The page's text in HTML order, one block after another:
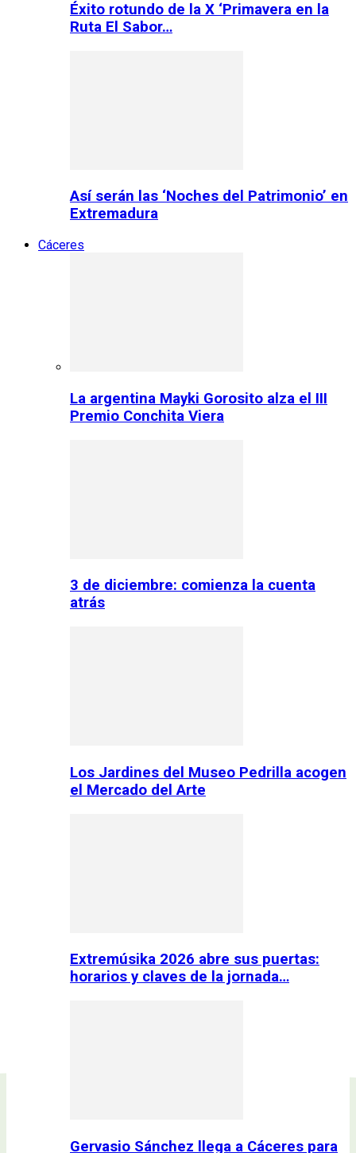
Éxito rotundo de la X ‘Primavera en la
Ruta El Sabor…
Así serán las ‘Noches del Patrimonio’ en
Extremadura
Cáceres
La argentina Mayki Gorosito alza el III
Premio Conchita Viera
3 de diciembre: comienza la cuenta
atrás
Los Jardines del Museo Pedrilla acogen
el Mercado del Arte
Extremúsika 2026 abre sus puertas:
horarios y claves de la jornada…
Gervasio Sánchez llega a Cáceres para